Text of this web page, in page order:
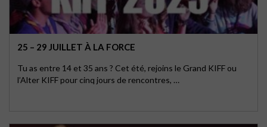
25 – 29 JUILLET À LA FORCE
Tu as entre 14 et 35 ans ? Cet été, rejoins le Grand KIFF ou
l’Alter KIFF pour cinq jours de rencontres, …